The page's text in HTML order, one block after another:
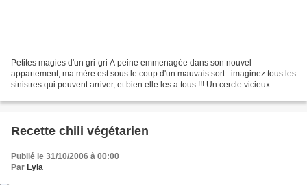
Petites magies d'un gri-gri A peine emmenagée dans son nouvel
appartement, ma mère est sous le coup d'un mauvais sort : imaginez tous les
sinistres qui peuvent arriver, et bien elle les a tous !!! Un cercle vicieux
Recette chili végétarien
Publié le 31/10/2006 à 00:00
Par Lyla